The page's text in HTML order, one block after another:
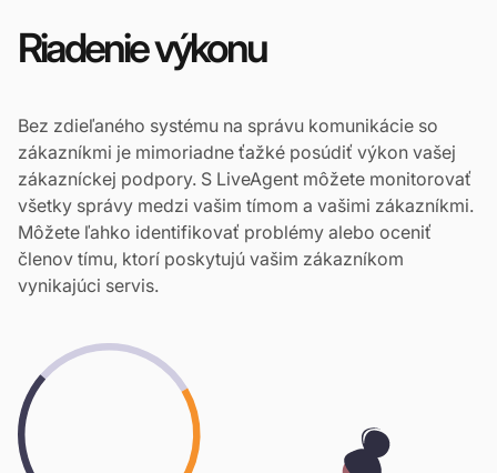
Riadenie výkonu
Bez zdieľaného systému na správu komunikácie so
zákazníkmi je mimoriadne ťažké posúdiť výkon vašej
zákazníckej podpory. S LiveAgent môžete monitorovať
všetky správy medzi vašim tímom a vašimi zákazníkmi.
Môžete ľahko identifikovať problémy alebo oceniť
členov tímu, ktorí poskytujú vašim zákazníkom
vynikajúci servis.